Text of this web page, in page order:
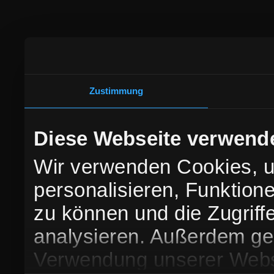
Zustimmung
Diese Webseite
Wir verwenden Cookies,
personalisieren,
zu können und die
analysieren. Außerdem
Verwendung unserer